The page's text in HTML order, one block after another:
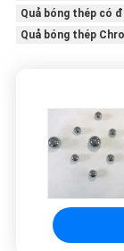
Quả bóng thép có
Quả bóng thép